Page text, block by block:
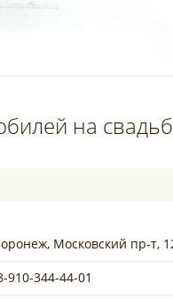
на
Московский пр-т,
910-344-44-01